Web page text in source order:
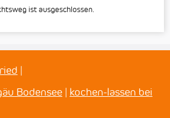
ist ausgeschlossen.
|
Bodensee | kochen-lassen bei